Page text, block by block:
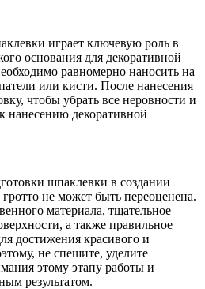
играет ключевую роль в
основания для декоративной
равномерно наносить на
или кисти. После нанесения
чтобы убрать все неровности и
нанесению декоративной
шпаклевки в создании
не может быть переоценена.
материала, тщательное
а также правильное
достижения красивого и
не спешите, уделите
этому этапу работы и
результатом.